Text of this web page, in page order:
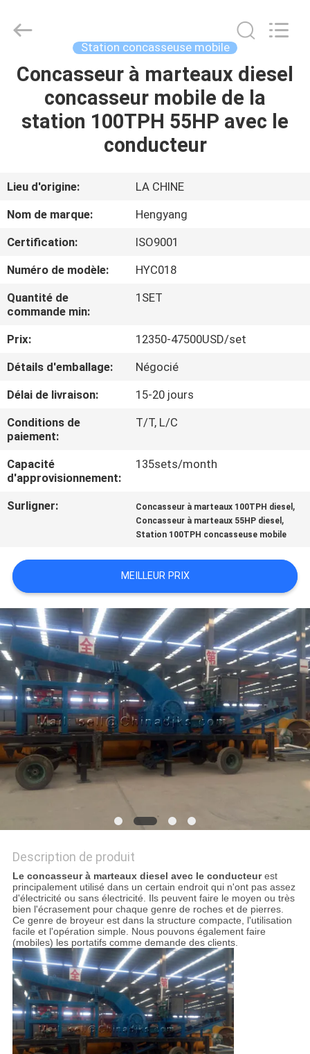
MAISON
PRODUITS
SUJET
DE
NOUS
VISITE
D'USINE
CONTRÔLE
DE
QUALITÉ
CONTACTEZ-
NOUS
NOUVELLES
PLAN
DU
SITE
POLITIQUE
DE
CONFIDENTIALITÉ
Zhengzhou
Hengyang
Rights
Station concasseuse mobile
Concasseur à marteaux diesel
concasseur mobile de la
station 100TPH 55HP avec le
conducteur
Lieu d'origine:
LA CHINE
Nom de marque:
Hengyang
Certification:
ISO9001
Numéro de modèle:
HYC018
Quantité de
commande min:
1SET
Prix:
12350-47500USD/set
Détails d'emballage:
Négocié
Délai de livraison:
15-20 jours
Conditions de
paiement:
T/T, L/C
Capacité
d'approvisionnement:
135sets/month
Surligner: Concasseur à marteaux 100TPH diesel ,
Concasseur à marteaux 55HP diesel ,
Station 100TPH concasseuse mobile
MEILLEUR PRIX
Description de produit
Le concasseur à marteaux diesel avec le conducteurest
principalement utilisé dans un certain endroit qui n'ont pas assez
d'électricité ou sans électricité. Ils peuvent faire le moyen ou très
bien l'écrasement pour chaque genre de roches et de pierres.
Ce genre de broyeur est dans la structure compacte, l'utilisation
facile et l'opération simple. Nous pouvons également faire
(mobiles) les portatifs comme demande des clients.